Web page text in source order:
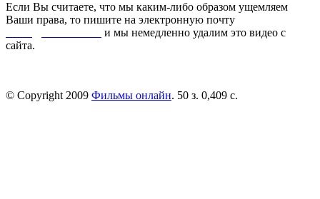
Если Вы считаете, что мы каким-либо образом ущемляем
Ваши права, то пишите на электронную почту
и мы немедленно удалим это видео с
сайта.
© Copyright 2009 Фильмы онлайн. 50 з. 0,409 с.